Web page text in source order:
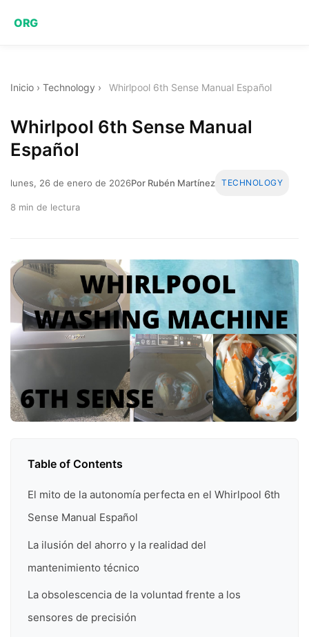
ORG
Inicio › Technology › Whirlpool 6th Sense Manual Español
Whirlpool 6th Sense Manual
Español
lunes, 26 de enero de 2026Por Rubén Martínez TECHNOLOGY
8 min de lectura
Table of Contents
El mito de la autonomía perfecta en el Whirlpool 6th
Sense Manual Español
La ilusión del ahorro y la realidad del
mantenimiento técnico
La obsolescencia de la voluntad frente a los
sensores de precisión